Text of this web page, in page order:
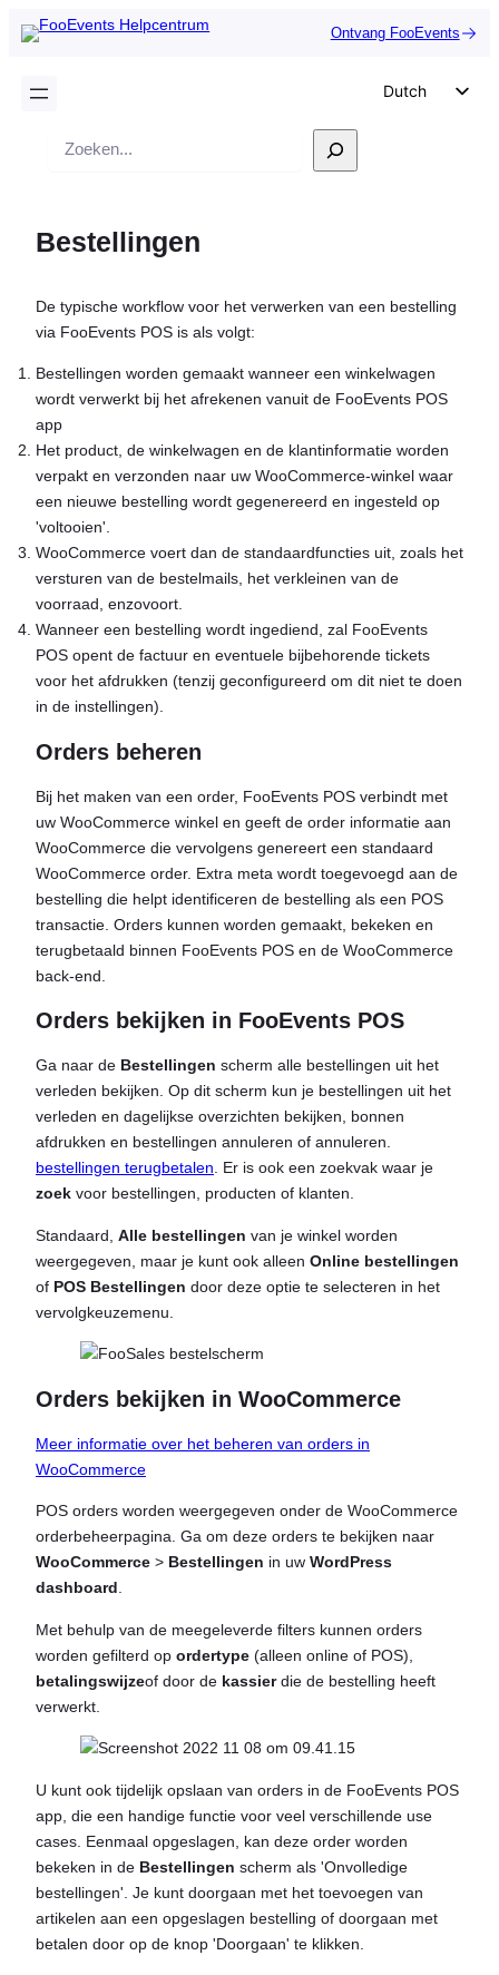
Ontvang FooEvents
Dutch
French
Czech
Zoek
Bestellingen
De typische workflow voor het verwerken van een bestelling
via FooEvents POS is als volgt:
Bestellingen worden gemaakt wanneer een winkelwagen
wordt verwerkt bij het afrekenen vanuit de FooEvents POS
app
Het product, de winkelwagen en de klantinformatie worden
verpakt en verzonden naar uw WooCommerce-winkel waar
een nieuwe bestelling wordt gegenereerd en ingesteld op
'voltooien'.
WooCommerce voert dan de standaardfuncties uit, zoals het
versturen van de bestelmails, het verkleinen van de
voorraad, enzovoort.
Wanneer een bestelling wordt ingediend, zal FooEvents
POS opent de factuur en eventuele bijbehorende tickets
voor het afdrukken (tenzij geconfigureerd om dit niet te doen
in de instellingen).
Orders beheren
Bij het maken van een order, FooEvents POS verbindt met
uw WooCommerce winkel en geeft de order informatie aan
WooCommerce die vervolgens genereert een standaard
WooCommerce order. Extra meta wordt toegevoegd aan de
bestelling die helpt identificeren de bestelling als een POS
transactie. Orders kunnen worden gemaakt, bekeken en
terugbetaald binnen FooEvents POS en de WooCommerce
back-end.
Orders bekijken in FooEvents POS
Ga naar de Bestellingen scherm alle bestellingen uit het
verleden bekijken. Op dit scherm kun je bestellingen uit het
verleden en dagelijkse overzichten bekijken, bonnen
afdrukken en bestellingen annuleren of annuleren.
bestellingen terugbetalen . Er is ook een zoekvak waar je
zoek voor bestellingen, producten of klanten.
Standaard, Alle bestellingen van je winkel worden
weergegeven, maar je kunt ook alleen Online bestellingen
of POS Bestellingen door deze optie te selecteren in het
vervolgkeuzemenu.
Orders bekijken in WooCommerce
Meer informatie over het beheren van orders in
WooCommerce
POS orders worden weergegeven onder de WooCommerce
orderbeheerpagina. Ga om deze orders te bekijken naar
WooCommerce > Bestellingen in uw WordPress
dashboard
Met behulp van de meegeleverde filters kunnen orders
worden gefilterd op ordertype (alleen online of POS),
betalingswijzeof door de kassierdie de bestelling heeft
verwerkt.
U kunt ook tijdelijk opslaan van orders in de FooEvents POS
app, die een handige functie voor veel verschillende use
cases. Eenmaal opgeslagen, kan deze order worden
bekeken in de Bestellingen scherm als 'Onvolledige
bestellingen'. Je kunt doorgaan met het toevoegen van
artikelen aan een opgeslagen bestelling of doorgaan met
betalen door op de knop 'Doorgaan' te klikken.